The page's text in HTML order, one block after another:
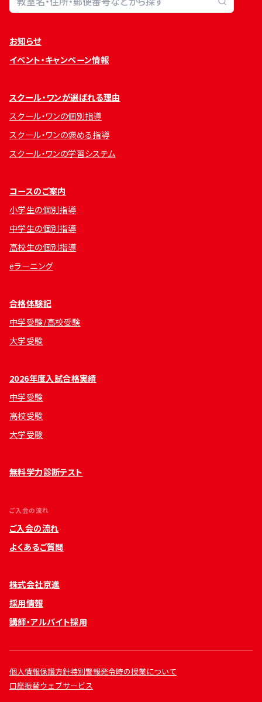
お知らせ
イベント・キャンペーン情報
スクール・ワンが選ばれる理由
スクール・ワンの個別指導
スクール・ワンの褒める指導
スクール・ワンの学習システム
コースのご案内
小学生の個別指導
中学生の個別指導
高校生の個別指導
eラーニング
合格体験記
中学受験/高校受験
大学受験
2026年度入試合格実績
中学受験
高校受験
大学受験
無料学力診断テスト
ご入会の流れ
ご入会の流れ
よくあるご質問
株式会社京進
採用情報
講師・アルバイト採用
個人情報保護方針特別警報発令時の授業について
口座振替ウェブサービス